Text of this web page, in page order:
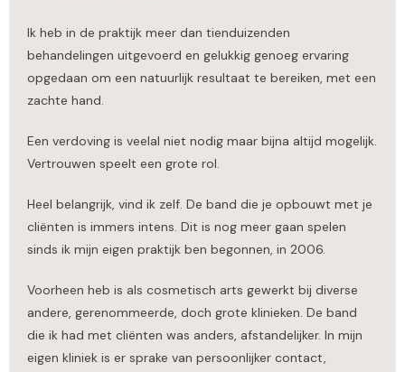
Ik heb in de praktijk meer dan tienduizenden
behandelingen uitgevoerd en gelukkig genoeg ervaring
opgedaan om een natuurlijk resultaat te bereiken, met een
zachte hand.
Een verdoving is veelal niet nodig maar bijna altijd mogelijk.
Vertrouwen speelt een grote rol.
Heel belangrijk, vind ik zelf. De band die je opbouwt met je
cliënten is immers intens. Dit is nog meer gaan spelen
sinds ik mijn eigen praktijk ben begonnen, in 2006.
Voorheen heb is als cosmetisch arts gewerkt bij diverse
andere, gerenommeerde, doch grote klinieken. De band
die ik had met cliënten was anders, afstandelijker. In mijn
eigen kliniek is er sprake van persoonlijker contact,